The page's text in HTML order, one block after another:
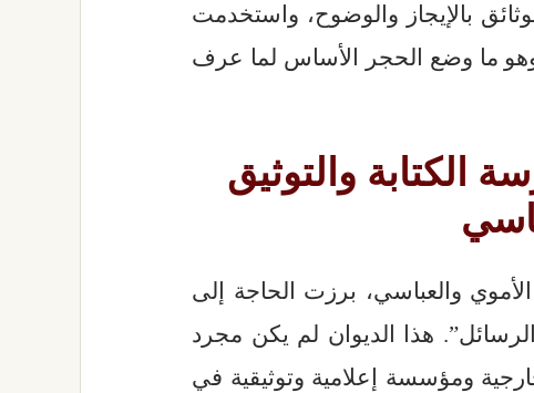
بالإيجاز والوضوح، واستخدمت
وهو ما وضع الحجر الأساس لما عرف
الكتابة والتوثيق
والعباسي، برزت الحاجة إلى
هذا الديوان لم يكن مجرد
ومؤسسة إعلامية وتوثيقية في